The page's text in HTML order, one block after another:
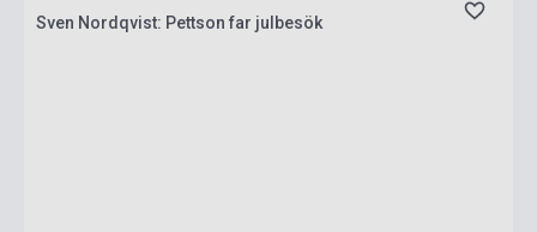
Sven Nordqvist: Pettson far julbesök